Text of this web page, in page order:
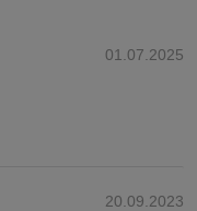
01.07.2025
20.09.2023